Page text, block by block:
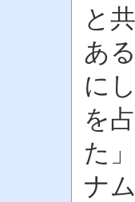
と
あ
に
を
た
ナ